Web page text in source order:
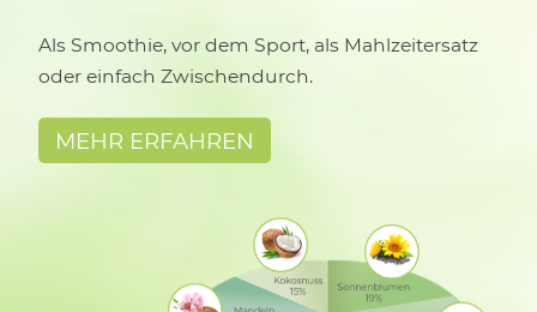
Als Smoothie, vor dem Sport, als Mahlzeitersatz
oder einfach Zwischendurch.
MEHR ERFAHREN